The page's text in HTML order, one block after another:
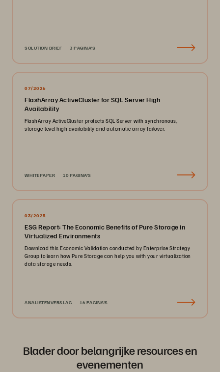
SOLUTION BRIEF 3 PAGINA'S
07/2026
FlashArray ActiveCluster for SQL Server High
Availability
FlashArray ActiveCluster protects SQL Server with synchronous,
storage-level high availability and automatic array failover.
WHITEPAPER 10 PAGINA'S
03/2025
ESG Report: The Economic Benefits of Pure Storage in
Virtualized Environments
Download this Economic Validation conducted by Enterprise Strategy
Group to learn how Pure Storage can help you with your virtualization
data storage needs.
ANALISTENVERSLAG 16 PAGINA'S
Blader door belangrijke resources en
evenementen